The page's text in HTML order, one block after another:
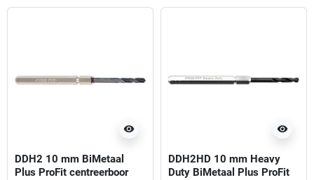
visibility
DDH2 10 mm BiMetaal
Plus ProFit centreerboor
visibility
DDH2HD 10 mm Heavy
Duty BiMetaal Plus ProFit